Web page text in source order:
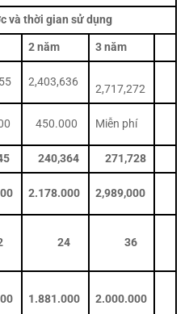
và thời gian sử dụng
2 năm 3 năm
2,403,636
2,717,272
450.000 Miễn phí
240,364
271,728
2.178.000 2,989,000
24 36
1.881.000 2.000.000